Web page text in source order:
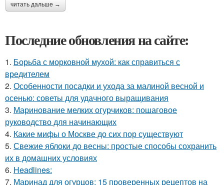
читать дальше →
Последние обновления на сайте:
1. Борьба с морковной мухой: как справиться с
вредителем
2. Особенности посадки и ухода за малиной весной и
осенью: советы для удачного выращивания
3. Маринование мелких огурчиков: пошаговое
руководство для начинающих
4. Какие мифы о Москве до сих пор существуют
5. Свежие яблоки до весны: простые способы сохранить
их в домашних условиях
6. Headlines:
7. Маринад для огурцов: 15 проверенных рецептов на